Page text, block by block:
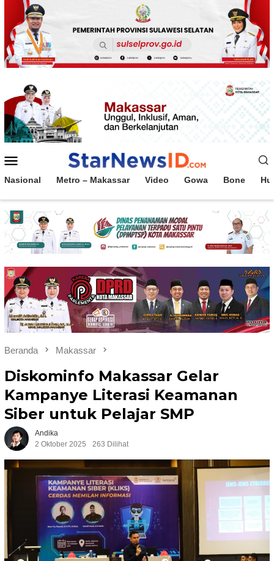
Loncat
konten
Mobile
Nasional Metro – Makassar Video Gowa Bone
Beranda Makassar
Diskominfo Makassar Gelar
Kampanye Literasi Keamanan
Siber untuk Pelajar SMP
Andika
2 Oktober 2025
263 Dilihat